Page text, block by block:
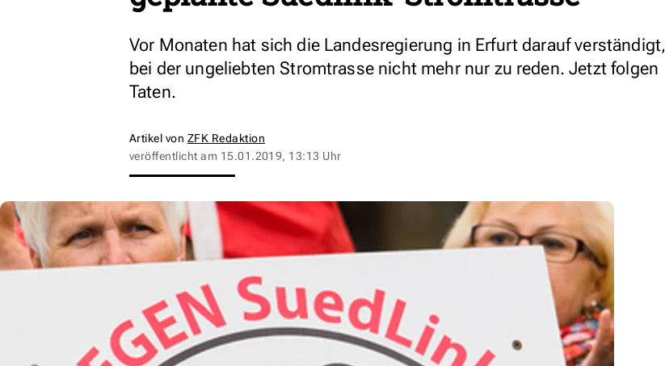
Vor Monaten hat sich die Landesregierung in Erfurt darauf verständigt,
bei der ungeliebten Stromtrasse nicht mehr nur zu reden. Jetzt folgen
Taten.
Artikel von ZFK Redaktion
veröffentlicht am 15.01.2019, 13:13 Uhr